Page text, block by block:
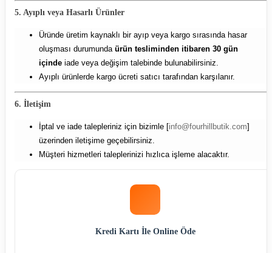
5. Ayıplı veya Hasarlı Ürünler
Üründe üretim kaynaklı bir ayıp veya kargo sırasında hasar
oluşması durumunda ürün tesliminden itibaren 30 gün
içinde iade veya değişim talebinde bulunabilirsiniz.
Ayıplı ürünlerde kargo ücreti satıcı tarafından karşılanır.
6. İletişim
İptal ve iade talepleriniz için bizimle [info@fourhillbutik.com]
üzerinden iletişime geçebilirsiniz.
Müşteri hizmetleri taleplerinizi hızlıca işleme alacaktır.
Kredi Kartı İle Online Öde